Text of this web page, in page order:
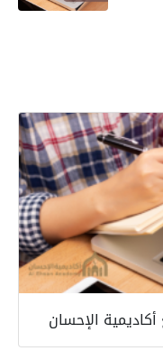
أكاديمية الإحسان